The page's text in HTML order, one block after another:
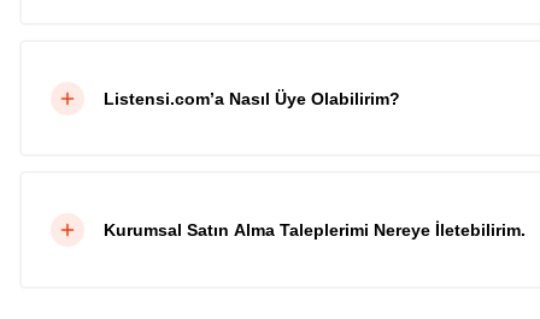
Listensi.com’a Nasıl Üye Olabilirim?
Kurumsal Satın Alma Taleplerimi Nereye İletebilirim.